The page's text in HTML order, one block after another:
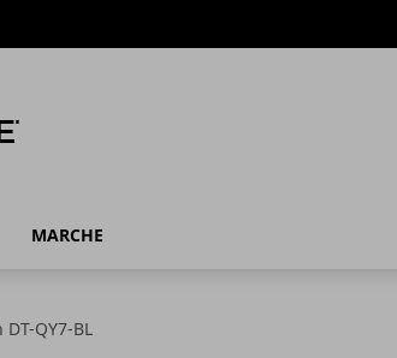
MARCHE
QY7-BL